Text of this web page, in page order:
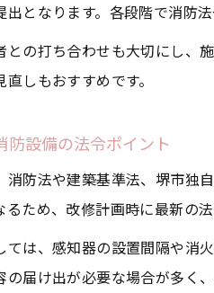
となります。各段階で消防
との打ち合わせも大切にし、
しもおすすめです。
防設備の法令ポイント
消防法や建築基準法、堺市独
ため、改修計画時に最新の
は、感知器の設置間隔や消
届け出が必要な場合が多く